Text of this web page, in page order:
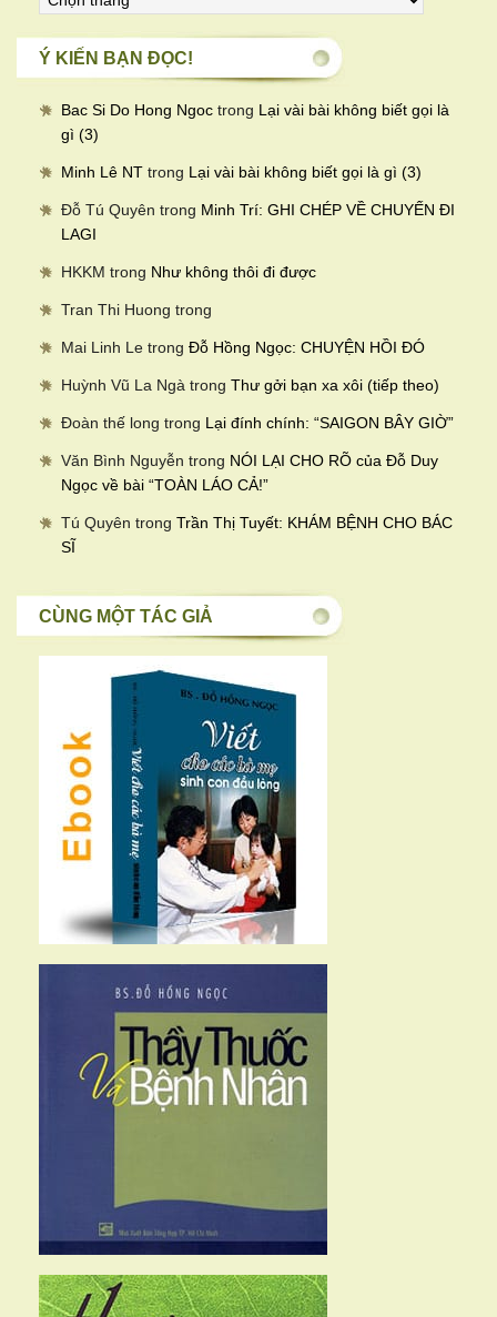
viết
theo
thángÝ KIẾN BẠN ĐỌC!
Bac Si Do Hong Ngoc trong Lại vài bài không biết gọi là
gì (3)
Minh Lê NT trong Lại vài bài không biết gọi là gì (3)
Đỗ Tú Quyên trong Minh Trí: GHI CHÉP VỀ CHUYẾN ĐI
LAGI
HKKM trong Như không thôi đi được
Tran Thi Huong trong
Mai Linh Le trong Đỗ Hồng Ngọc: CHUYỆN HỒI ĐÓ
Huỳnh Vũ La Ngà trong Thư gởi bạn xa xôi (tiếp theo)
Đoàn thế long trong Lại đính chính: “SAIGON BÂY GIỜ”
Văn Bình Nguyễn trong NÓI LẠI CHO RÕ của Đỗ Duy
Ngọc về bài “TOÀN LÁO CẢ!”
Tú Quyên trong Trần Thị Tuyết: KHÁM BỆNH CHO BÁC
SĨ
CÙNG MỘT TÁC GIẢ